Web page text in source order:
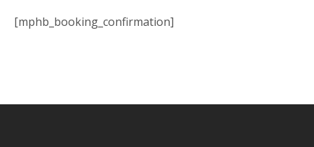
[mphb_booking_confirmation]